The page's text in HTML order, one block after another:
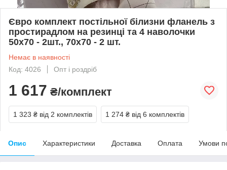
Євро комплект постільної білизни фланель з
простирадлом на резинці та 4 наволочки
50х70 - 2шт., 70х70 - 2 шт.
Немає в наявності
Код: 4026
Опт і роздріб
1 617 ₴/комплект
1 323 ₴ від 2 комплектів 1 274 ₴ від 6 комплектів
Опис Характеристики Доставка Оплата Умови